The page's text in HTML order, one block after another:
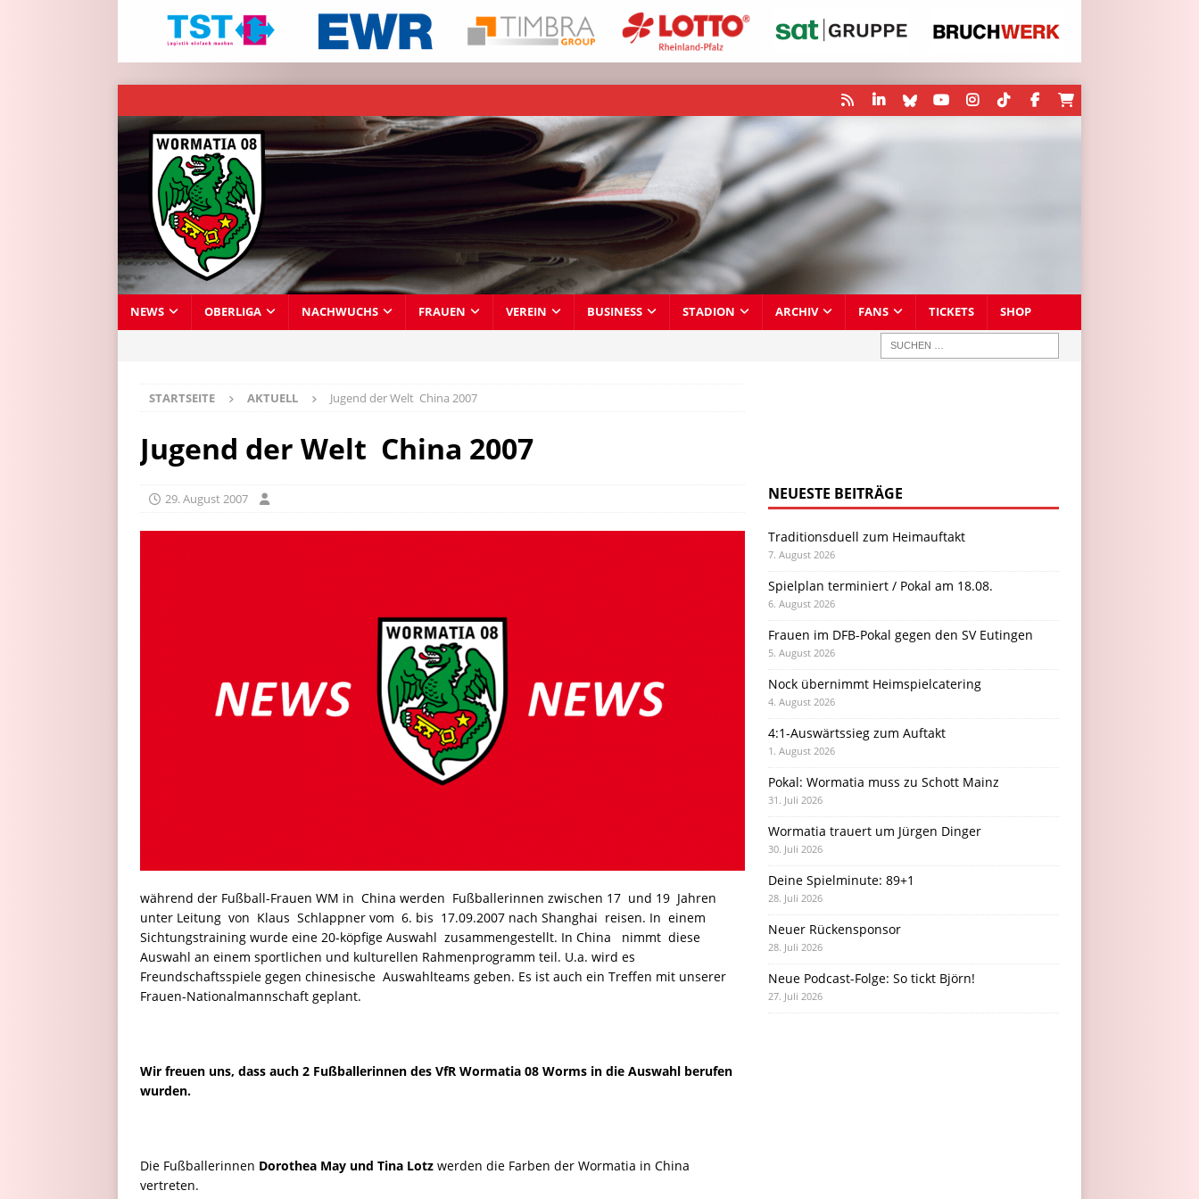
NEWS OBERLIGA NACHWUCHS FRAUEN VEREIN BUSINESS STADION ARCHIV FANS TICKETS SHOP
STARTSEITE AKTUELL Jugend der Welt  China 2007
Jugend der Welt  China 2007
29. August 2007
während der Fußball-Frauen WM in China werden Fußballerinnen zwischen 17 und 19 Jahren
unter Leitung von Klaus Schlappner vom 6. bis 17.09.2007 nach Shanghai reisen. In einem
Sichtungstraining wurde eine 20-köpfige Auswahl zusammengestellt. In China nimmt diese
Auswahl an einem sportlichen und kulturellen Rahmenprogramm teil. U.a. wird es
Freundschaftsspiele gegen chinesische Auswahlteams geben. Es ist auch ein Treffen mit unserer
Frauen-Nationalmannschaft geplant.
Wir freuen uns, dass auch 2 Fußballerinnen des VfR Wormatia 08 Worms in die Auswahl berufen
wurden.
Die Fußballerinnen Dorothea May und Tina Lotz werden die Farben der Wormatia in China
vertreten.
NEUESTE BEITRÄGE
Traditionsduell zum Heimauftakt
7. August 2026
Spielplan terminiert / Pokal am 18.08.
6. August 2026
Frauen im DFB-Pokal gegen den SV Eutingen
5. August 2026
Nock übernimmt Heimspielcatering
4. August 2026
4:1-Auswärtssieg zum Auftakt
1. August 2026
Pokal: Wormatia muss zu Schott Mainz
31. Juli 2026
Wormatia trauert um Jürgen Dinger
30. Juli 2026
Deine Spielminute: 89+1
28. Juli 2026
Neuer Rückensponsor
28. Juli 2026
Neue Podcast-Folge: So tickt Björn!
27. Juli 2026